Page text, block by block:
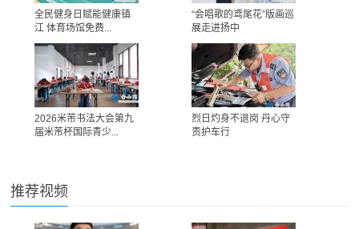
全民健身日赋能健康镇
江 体育场馆免费...
“会唱歌的鸢尾花”版画巡
展走进扬中
2026米芾书法大会第九
届米芾杯国际青少...
烈日灼身不退岗 丹心守
责护车行
推荐视频